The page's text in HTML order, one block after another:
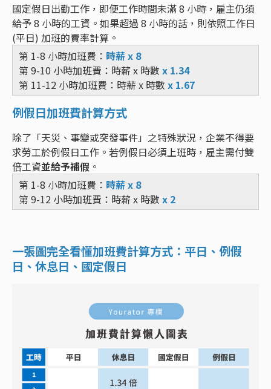
國定假日出勤工作，即便工作時間未滿 8 小時，雇主仍須
給予 8 小時的工資。如果超過 8 小時的話，則依照工作日
(平日) 加班的費率計算。
第 1-8 小時加班費： 時薪 x 8
第 9-10 小時加班費：時薪 x 時數 x 1.34
第 11-12 小時加班費：時薪 x 時數 x 1.67
例假日加班費計算方式
除了「天災、事變或突發事件」之特殊狀況，企業不得要
求勞工於例假日工作。若例假日必須上班時，雇主需付雙
倍工資並給予補假 。
第 1-8 小時加班費： 時薪 x 8
第 9-12 小時加班費：時薪 x 時數 x 2
一張圖完全看懂加班費計算方式：平日、例假
日、休息日、國定假日